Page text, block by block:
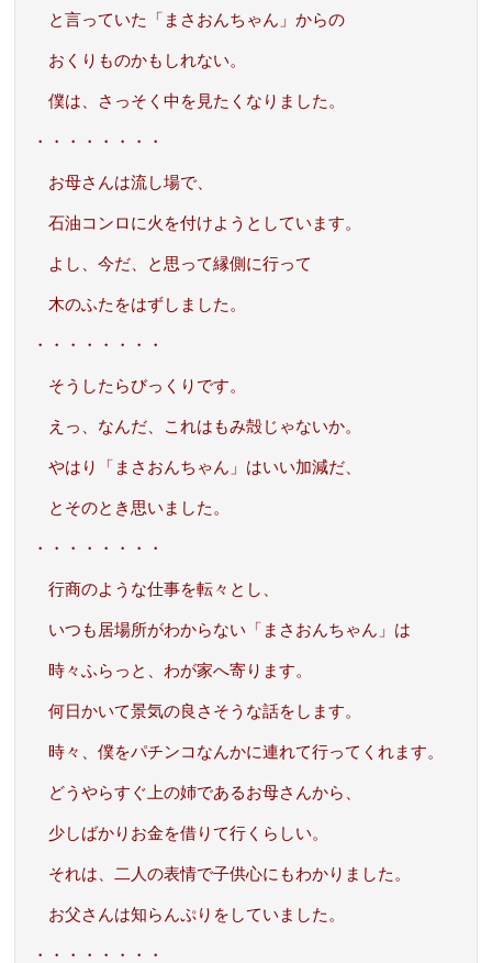
と言っていた「まさおんちゃん」からの
おくりものかもしれない。
僕は、さっそく中を見たくなりました。
・・・・・・・・
お母さんは流し場で、
石油コンロに火を付けようとしています。
よし、今だ、と思って縁側に行って
木のふたをはずしました。
・・・・・・・・
そうしたらびっくりです。
えっ、なんだ、これはもみ殻じゃないか。
やはり「まさおんちゃん」はいい加減だ、
とそのとき思いました。
・・・・・・・・
行商のような仕事を転々とし、
いつも居場所がわからない「まさおんちゃん」は
時々ふらっと、わが家へ寄ります。
何日かいて景気の良さそうな話をします。
時々、僕をパチンコなんかに連れて行ってくれます。
どうやらすぐ上の姉であるお母さんから、
少しばかりお金を借りて行くらしい。
それは、二人の表情で子供心にもわかりました。
お父さんは知らんぷりをしていました。
・・・・・・・・